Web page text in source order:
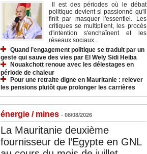
Il est des périodes où le débat
politique devient si passionné qu'il
finit par masquer l'essentiel. Les
critiques se multiplient, les procès
d'intention s'enchaînent et les
réseaux sociaux...
Quand l’engagement politique se traduit par un
geste qui sauve des vies par El Wely Sidi Heiba
Nouakchott renoue avec les délestages en
période de chaleur
Pour une retraite digne en Mauritanie : relever
les pensions plutôt que prolonger les carrières
énergie / mines - 08/08/2026
La Mauritanie deuxième
fournisseur de l’Egypte en GNL